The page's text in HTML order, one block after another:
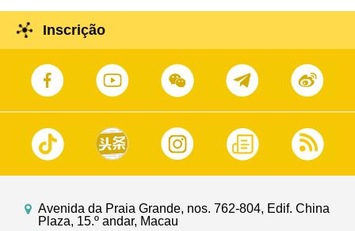
Inscrição
Avenida da Praia Grande, nos. 762-804, Edif. China
Plaza, 15.º andar, Macau